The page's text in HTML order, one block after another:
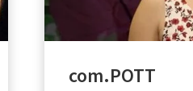
com.POTT